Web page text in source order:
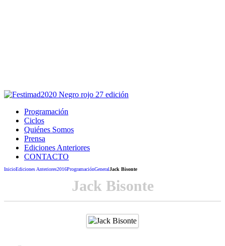
Programación
Ciclos
Quiénes Somos
Prensa
Ediciones Anteriores
CONTACTO
InicioEdiciones Anteriores2016ProgramaciónGeneralJack Bisonte
Jack Bisonte